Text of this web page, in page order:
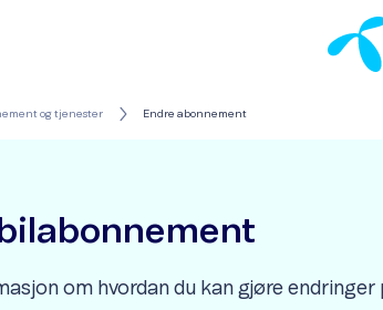
og tjenester Endre abonnement
om hvordan du kan gjøre